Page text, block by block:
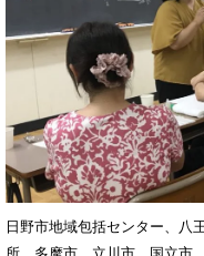
日野市地域包括センター、八
所、多摩市、立川市、国立市